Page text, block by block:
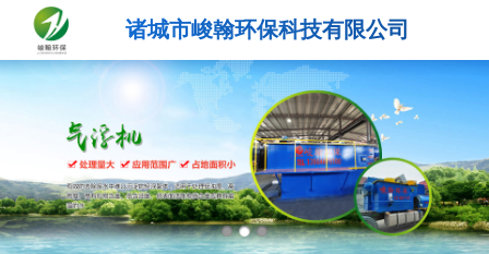
诸城市峻翰环保科技有限公司